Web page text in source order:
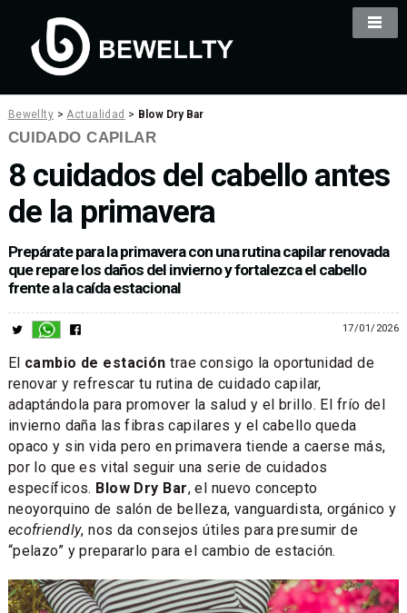
Bewellty >Actualidad > Blow Dry Bar
CUIDADO CAPILAR
8 cuidados del cabello antes
de la primavera
Prepárate para la primavera con una rutina capilar renovada
que repare los daños del invierno y fortalezca el cabello
frente a la caída estacional
17/01/2026
El cambio de estacióntrae consigo la oportunidad de
renovar y refrescar tu rutina de cuidado capilar,
adaptándola para promover la salud y el brillo. El frío del
invierno daña las fibras capilares y el cabello queda
opaco y sin vida pero en primavera tiende a caerse más,
por lo que es vital seguir una serie de cuidados
específicos. Blow Dry Bar, el nuevo concepto
neoyorquino de salón de belleza, vanguardista, orgánico y
ecofriendly, nos da consejos útiles para presumir de
“pelazo” y prepararlo para el cambio de estación.